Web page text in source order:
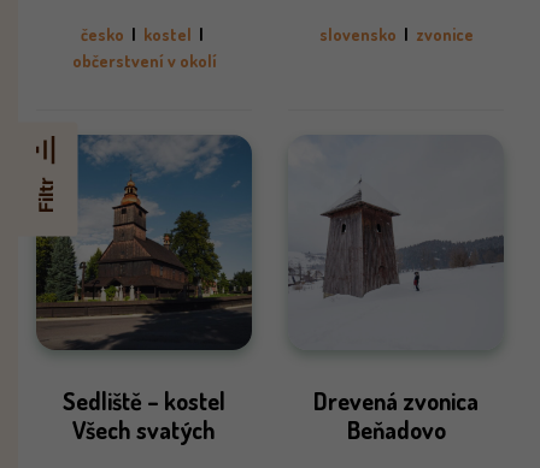
Filtr
česko kostel
občerstvení v okolí
slovensko zvonice
Sedliště – kostel
Všech svatých
Drevená zvonica
Beňadovo